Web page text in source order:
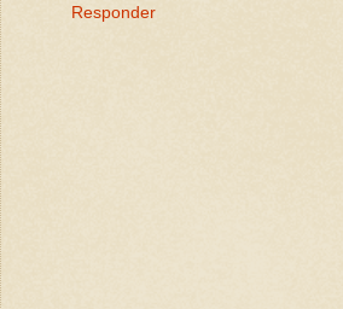
Responder